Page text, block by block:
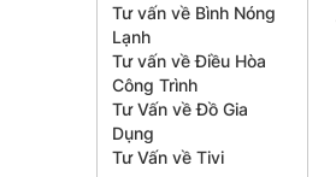
Tư vấn về Bình Nóng
Lạnh
Tư vấn về Điều Hòa
Công Trình
Tư Vấn về Đồ Gia
Dụng
Tư Vấn về Tivi